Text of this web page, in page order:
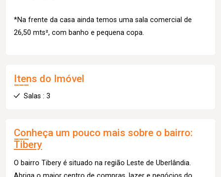
*Na frente da casa ainda temos uma sala comercial de
26,50 mts², com banho e pequena copa.
Itens do Imóvel
Salas : 3
Conheça um pouco mais sobre o bairro:
Tibery
O bairro Tibery é situado na região Leste de Uberlândia.